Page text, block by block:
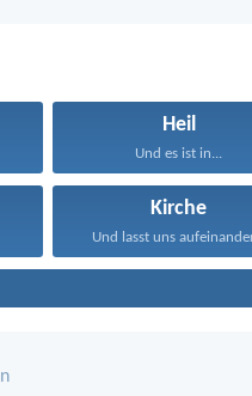
Heil
Und es ist in...
Kirche
Und lasst uns